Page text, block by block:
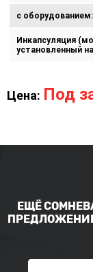
с оборудованием:
Инкапсуляция
установленный
Цена: Под
ЕЩЁ